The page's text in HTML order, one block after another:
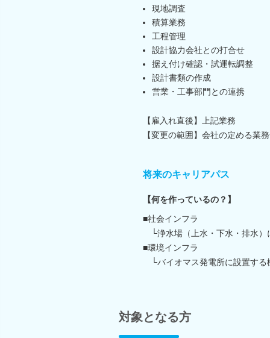
現地調査
積算業務
工程管理
設計協力会社との打合せ
据え付け確認・試運転調整
設計書類の作成
営業・工事部門との連携
【雇入れ直後】上記業務
【変更の範囲】会社の定める業
将来のキャリアパス
【何を作っているの？】
■社会インフラ
└浄水場（上水・下水・排水）
■環境インフラ
└バイオマス発電所に設置する
対象となる方